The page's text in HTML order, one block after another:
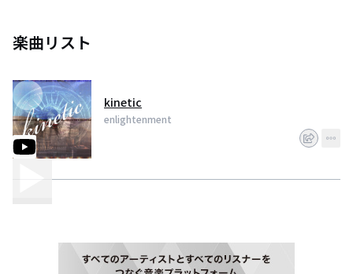
楽曲リスト
kinetic
enlightenment